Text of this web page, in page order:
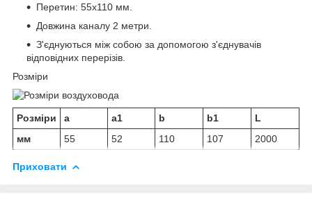
Перетин: 55х110 мм.
Довжина каналу 2 метри.
З'єднуються між собою за допомогою з'єднувачів
відповідних перерізів.
Розміри
Розміри a a1 b b1
L
мм
55 52 110 107 2000
Приховати